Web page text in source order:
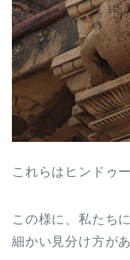
これらはヒンドゥ
この様に、私たち
細かい見分け方が